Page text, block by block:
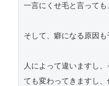
一言にくせ毛と言っても
そして、癖になる原因も
人によって違いますし
ても変わってきますし